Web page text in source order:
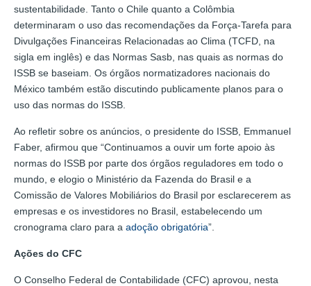
sustentabilidade. Tanto o Chile quanto a Colômbia
determinaram o uso das recomendações da Força-Tarefa para
Divulgações Financeiras Relacionadas ao Clima (TCFD, na
sigla em inglês) e das Normas Sasb, nas quais as normas do
ISSB se baseiam. Os órgãos normatizadores nacionais do
México também estão discutindo publicamente planos para o
uso das normas do ISSB.
Ao refletir sobre os anúncios, o presidente do ISSB, Emmanuel
Faber, afirmou que “Continuamos a ouvir um forte apoio às
normas do ISSB por parte dos órgãos reguladores em todo o
mundo, e elogio o Ministério da Fazenda do Brasil e a
Comissão de Valores Mobiliários do Brasil por esclarecerem as
empresas e os investidores no Brasil, estabelecendo um
cronograma claro para a adoção obrigatória”.
Ações do CFC
O Conselho Federal de Contabilidade (CFC) aprovou, nesta